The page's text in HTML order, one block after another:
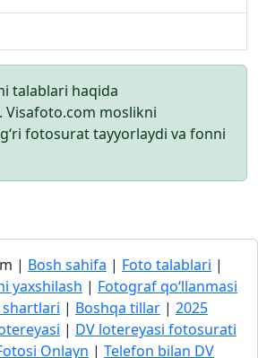
talablari haqida
Visafoto.com moslikni
fotosurat tayyorlaydi va fonni
| Bosh sahifa | Foto talablari |
yaxshilash | Fotograf qo‘llanmasi
shartlari | Boshqa tillar | 2025
| DV lotereyasi fotosurati
Onlayn | Telefon bilan DV